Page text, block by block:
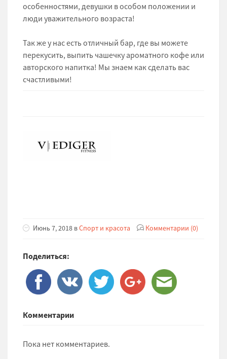
особенностями, девушки в особом положении и
люди уважительного возраста!
Так же у нас есть отличный бар, где вы можете
перекусить, выпить чашечку ароматного кофе или
авторского напитка! Мы знаем как сделать вас
счастливыми!
Июнь 7, 2018 вСпорт и красота Комментарии (0)
Поделиться:
Комментарии
Пока нет комментариев.